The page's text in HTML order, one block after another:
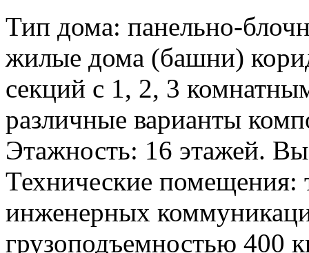
Тип дома: панельно-
жилые дома (башни)
секций с 1, 2, 3
различные варианты
Этажность: 16 этажей.
Технические помещения:
инженерных
грузоподъемностью 400